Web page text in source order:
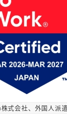
式会社、外国人派